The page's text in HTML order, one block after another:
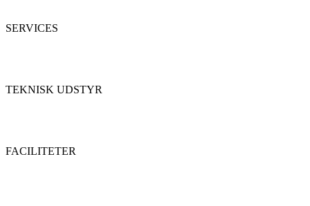
SERVICES
TEKNISK UDSTYR
FACILITETER